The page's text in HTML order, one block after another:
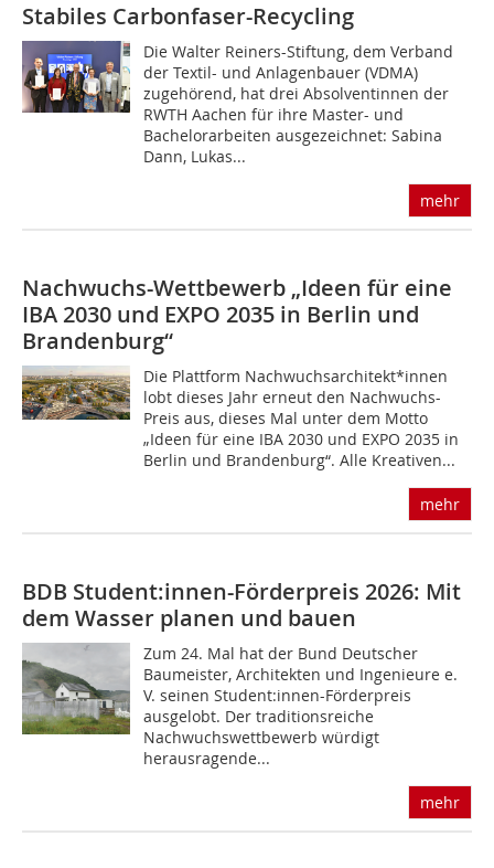
Stabiles Carbonfaser-Recycling
Die Walter Reiners-Stiftung, dem Verband
der Textil- und Anlagenbauer (VDMA)
zugehörend, hat drei Absolventinnen der
RWTH Aachen für ihre Master- und
Bachelorarbeiten ausgezeichnet: Sabina
Dann, Lukas...
mehr
Nachwuchs-Wettbewerb „Ideen für eine
IBA 2030 und EXPO 2035 in Berlin und
Brandenburg“
Die Plattform Nachwuchsarchitekt*innen
lobt dieses Jahr erneut den Nachwuchs-
Preis aus, dieses Mal unter dem Motto
„Ideen für eine IBA 2030 und EXPO 2035 in
Berlin und Brandenburg“. Alle Kreativen...
mehr
BDB Student:innen-Förderpreis 2026: Mit
dem Wasser planen und bauen
Zum 24. Mal hat der Bund Deutscher
Baumeister, Architekten und Ingenieure e.
V. seinen Student:innen-Förderpreis
ausgelobt. Der traditionsreiche
Nachwuchswettbewerb würdigt
herausragende...
mehr